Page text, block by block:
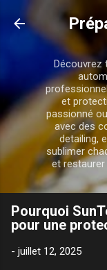
Découvrez
et
passionné
avec des
detailing,
sublimer
et
Pourquoi
pour une
- juillet 12, 2025